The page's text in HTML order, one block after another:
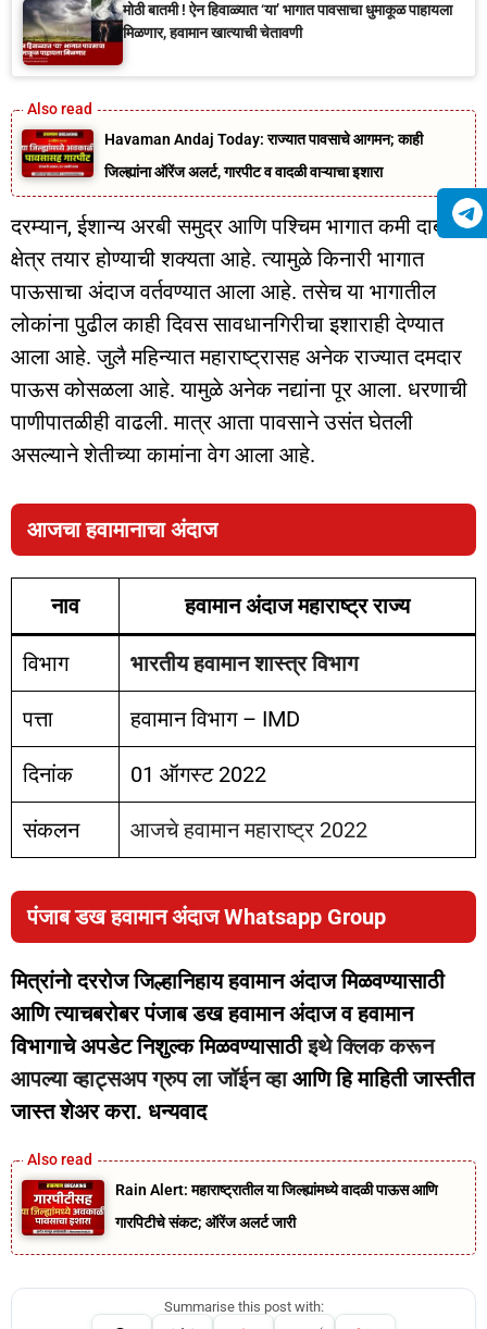
मोठी बातमी ! ऐन हिवाळ्यात ‘या’ भागात पावसाचा धुमाकूळ पाहायला
मिळणार, हवामान खात्याची चेतावणी
Havaman Andaj Today: राज्यात पावसाचे आगमन; काही
जिल्ह्यांना ऑरेंज अलर्ट, गारपीट व वादळी वाऱ्याचा इशारा
दरम्यान, ईशान्य अरबी समुद्र आणि पश्चिम भागात कमी दाबाचे
क्षेत्र तयार होण्याची शक्यता आहे. त्यामुळे किनारी भागात
पाऊसाचा अंदाज वर्तवण्यात आला आहे. तसेच या भागातील
लोकांना पुढील काही दिवस सावधानगिरीचा इशाराही देण्यात
आला आहे. जुलै महिन्यात महाराष्ट्रासह अनेक राज्यात दमदार
पाऊस कोसळला आहे. यामुळे अनेक नद्यांना पूर आला. धरणाची
पाणीपातळीही वाढली. मात्र आता पावसाने उसंत घेतली
असल्याने शेतीच्या कामांना वेग आला आहे.
आजचा हवामानाचा अंदाज
नाव हवामान अंदाज महाराष्ट्र राज्य
विभाग भारतीय हवामान शास्त्र विभाग
पत्ता हवामान विभाग – IMD
दिनांक 01 ऑगस्ट 2022
संकलन आजचे हवामान महाराष्ट्र 2022
पंजाब डख हवामान अंदाज Whatsapp Group
मित्रांनो दररोज जिल्हानिहाय हवामान अंदाज मिळवण्यासाठी
आणि त्याचबरोबर पंजाब डख हवामान अंदाज व हवामान
विभागाचे अपडेट निशुल्क मिळवण्यासाठीइथे क्लिक करून
आपल्या व्हाट्सअप ग्रुप ला जॉईन व्हाआणि हि माहिती जास्तीत
जास्त शेअर करा. धन्यवाद
Rain Alert: महाराष्ट्रातील या जिल्ह्यांमध्ये वादळी पाऊस आणि
गारपिटीचे संकट; ऑरेंज अलर्ट जारी
Summarise this post with: